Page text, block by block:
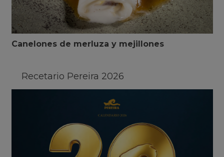
Canelones de merluza y mejillones
Recetario Pereira 2026